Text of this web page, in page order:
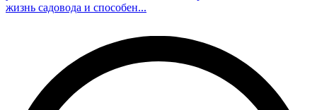
жизнь садовода и способен...